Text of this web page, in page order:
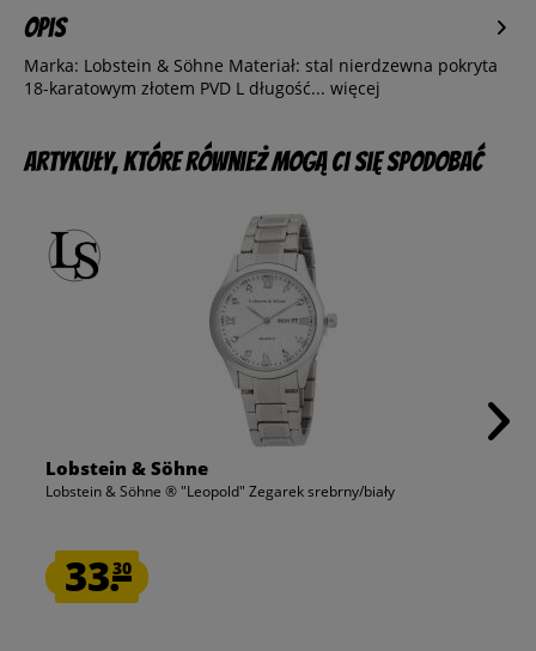
Opis
Marka: Lobstein & Söhne Materiał: stal nierdzewna pokryta
18-karatowym złotem PVD L długość... więcej
Artykuły, które również mogą Ci się spodobać
Lobstein & Söhne
Lobstein & Söhne ® "Leopold" Zegarek srebrny/biały
33.30